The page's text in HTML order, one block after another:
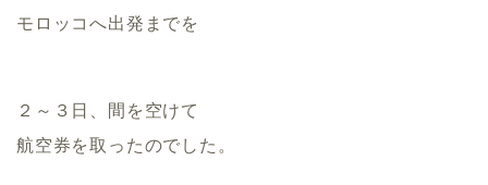
モロッコへ出発までを
２～３日、間を空けて
航空券を取ったのでした。